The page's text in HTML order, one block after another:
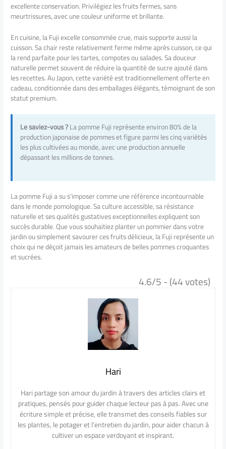
excellente conservation. Privilégiez les fruits fermes, sans
meurtrissures, avec une couleur uniforme et brillante.
En cuisine, la Fuji excelle consommée crue, mais supporte aussi la
cuisson. Sa chair reste relativement ferme même après cuisson, ce qui
la rend parfaite pour les tartes, compotes ou salades. Sa douceur
naturelle permet souvent de réduire la quantité de sucre ajouté dans
les recettes. Au Japon, cette variété est traditionnellement offerte en
cadeau, conditionnée dans des emballages élégants, témoignant de son
statut premium.
Le saviez-vous ?La pomme Fuji représente environ 80% de la
production japonaise de pommes et figure parmi les cinq variétés
les plus cultivées au monde, avec une production annuelle
dépassant les millions de tonnes.
La pomme Fuji a su s’imposer comme une référence incontournable
dans le monde pomologique. Sa culture accessible, sa résistance
naturelle et ses qualités gustatives exceptionnelles expliquent son
succès durable. Que vous souhaitiez planter un pommier dans votre
jardin ou simplement savourer ces fruits délicieux, la Fuji représente un
choix qui ne déçoit jamais les amateurs de belles pommes croquantes
et sucrées.
4.6/5 - (44 votes)
Hari
Hari partage son amour du jardin à travers des articles clairs et
pratiques, pensés pour guider chaque lecteur pas à pas. Avec une
écriture simple et précise, elle transmet des conseils fiables sur
les plantes, le potager et l’entretien du jardin, pour aider chacun à
cultiver un espace verdoyant et inspirant.